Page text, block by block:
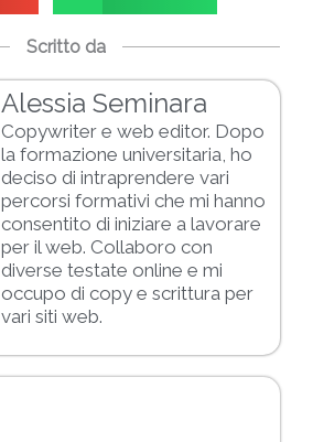
Scritto da
Alessia Seminara
Copywriter e web editor. Dopo
la formazione universitaria, ho
deciso di intraprendere vari
percorsi formativi che mi hanno
consentito di iniziare a lavorare
per il web. Collaboro con
diverse testate online e mi
occupo di copy e scrittura per
vari siti web.